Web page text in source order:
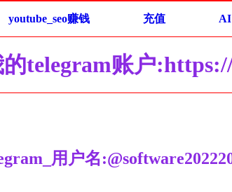
youtube_seo赚钱 充值
telegram账户
用户名